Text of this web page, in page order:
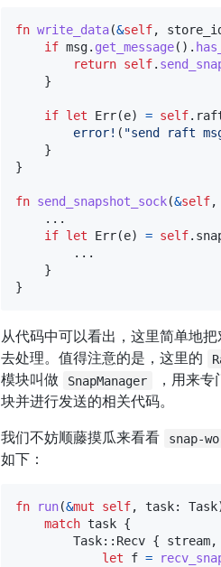
fn write_data(&self,
if msg. get_message( ) .
return self.
}
if let Err(e) = self.
error! ( "send raft
}
}
fn send_snapshot_sock(&self,
...
if let Err(e) = self.
...
}
}
从代码中可以看出，这里简单地把
去处理。值得注意的是，这里的
模块叫做
SnapManager ，用来
块并进行发送的相关代码。
我们不妨顺藤摸瓜来看看
snap-
如下：
fn run(&mut self, task: Task
match task {
Task:: Recv { stream,
let f =